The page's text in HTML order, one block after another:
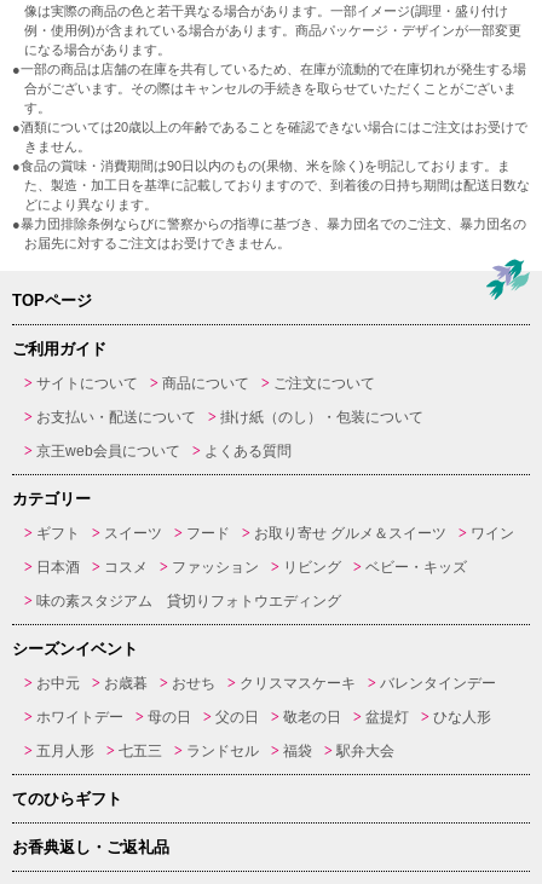
像は実際の商品の色と若干異なる場合があります。一部イメージ(調理・盛り付け
例・使用例)が含まれている場合があります。商品パッケージ・デザインが一部変更
になる場合があります。
●一部の商品は店舗の在庫を共有しているため、在庫が流動的で在庫切れが発生する場
合がございます。その際はキャンセルの手続きを取らせていただくことがございま
す。
●酒類については20歳以上の年齢であることを確認できない場合にはご注文はお受けで
きません。
●食品の賞味・消費期間は90日以内のもの(果物、米を除く)を明記しております。ま
た、製造・加工日を基準に記載しておりますので、到着後の日持ち期間は配送日数な
どにより異なります。
●暴力団排除条例ならびに警察からの指導に基づき、暴力団名でのご注文、暴力団名の
お届先に対するご注文はお受けできません。
TOPページ
ご利用ガイド
サイトについて 商品について
ご注文について
お支払い・配送について
掛け紙（のし）・包装について
京王web会員について
よくある質問
カテゴリー
ギフト スイーツ フード お取り寄せ グルメ＆スイーツ
ワイン
日本酒
コスメ ファッション リビング
ベビー・キッズ
味の素スタジアム 貸切りフォトウエディング
シーズンイベント
お中元 お歳暮 おせち クリスマスケーキ
バレンタインデー
ホワイトデー
母の日 父の日 敬老の日 盆提灯
ひな人形
五月人形
七五三 ランドセル 福袋 駅弁大会
てのひらギフト
お香典返し・ご返礼品